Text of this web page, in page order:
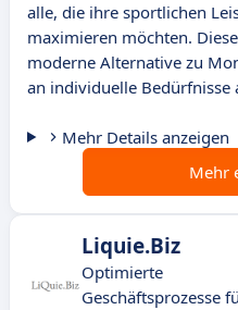
alle, die ihre sportlichen
maximieren möchten.
moderne Alternative zu
an individuelle Bedürfnisse
Mehr Details anzeigen
Mehr
Liquie.Biz
Optimierte
Geschäftsprozesse